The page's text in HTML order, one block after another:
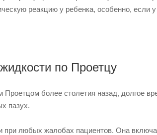
реакцию у ребенка, особенно, если
по Проетцу
более столетия назад, долгое
пазух.
при любых жалобах пациентов. Она